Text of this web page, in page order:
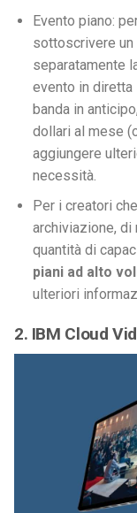
Evento piano:
sottoscrivere
separatamente
evento in diretta
banda in
dollari al mese
aggiungere
necessità.
Per i creatori
archiviazione, di
quantità di
piani ad alto
ulteriori
2. IBM Cloud